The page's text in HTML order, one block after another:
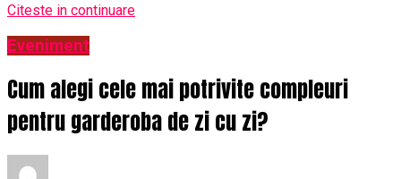
Citeste in continuare
Eveniment
Cum alegi cele mai potrivite compleuri
pentru garderoba de zi cu zi?